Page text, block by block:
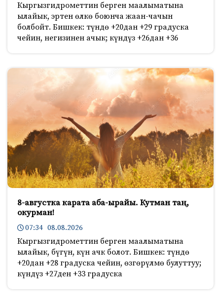
Кыргызгидрометтин берген маалыматына
ылайык, эртен өлкө боюнча жаан-чачын
болбойт. Бишкек: түндө +20дан +29 градуска
чейин, негизинен ачык; күндүз +26дан +36
8-августка карата аба-ырайы. Кутман таң,
окурман!
07:34 08.08.2026
Кыргызгидрометтин берген маалыматына
ылайык, бүгүн, күн ачк болот. Бишкек: түндө
+20дан +28 градуска чейин, өзгөрүлмө булуттуу;
күндүз +27ден +33 градуска